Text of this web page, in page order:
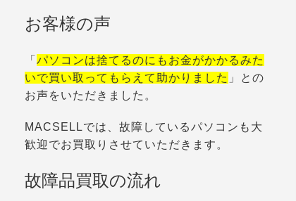
お客様の声
「 パソコンは捨てるのにもお金がかかるみた
いで買い取ってもらえて助かりました 」との
お声をいただきました。
MACSELLでは、故障しているパソコンも大
歓迎でお買取りさせていただきます。
故障品買取の流れ